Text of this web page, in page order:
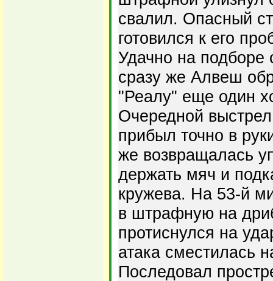
свалил. Опасный
готовился к его
Удачно на подборе
сразу же Алвеш
"Реалу" еще один
Очередной
прибыл точно в
же возвращалась
держать мяч и
кружева. На 53-й
в штрафную на
протиснулся на
атака сместилась
Последовал